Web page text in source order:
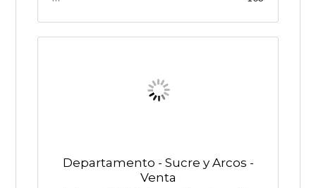
Departamento - Sucre y Arcos -
Venta